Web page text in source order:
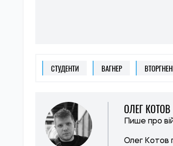
СТУДЕНТИ ВАГНЕР
ОЛЕГ КОТОВ
Пише про
Олег Котов